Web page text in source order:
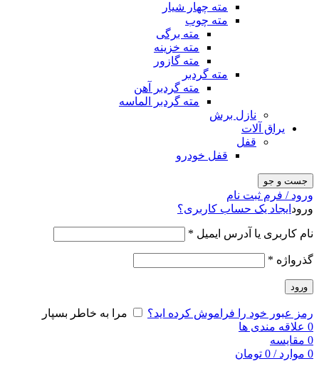
مته چهار شیار
مته چوب
مته برگی
مته خزینه
مته گازور
مته گردبر
مته گردبر آهن
مته گردبر الماسه
نازل برش
یراق آلات
قفل
قفل خودرو
جست و جو
ورود / فرم ثبت نام
ورود ایجاد یک حساب کاربری؟
نام کاربری یا آدرس ایمیل *
گذرواژه *
ورود
رمز عبور خود را فراموش کرده اید؟
مرا به خاطر بسپار
0 علاقه مندی ها
0 مقایسه
0 موارد /
0 تومان